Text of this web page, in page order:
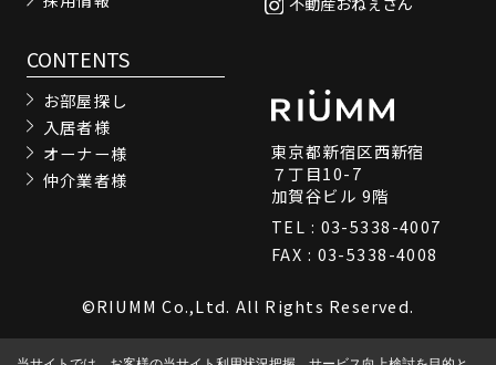
CONTENTS
お部屋探し
入居者様
オーナー様
仲介業者様
東京都新宿区西新宿
７丁目10-7
加賀谷ビル 9階
TEL : 03-5338-4007
FAX : 03-5338-4008
©RIUMM Co.,Ltd. All Rights Reserved.